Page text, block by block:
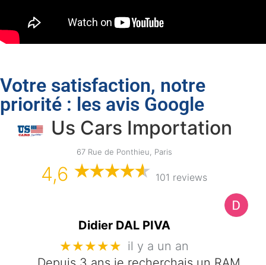
Votre satisfaction, notre
priorité : les avis Google
Us Cars Importation
67 Rue de Ponthieu, Paris
4,6 101 reviews
Didier DAL PIVA
★★★★★ il y a un an